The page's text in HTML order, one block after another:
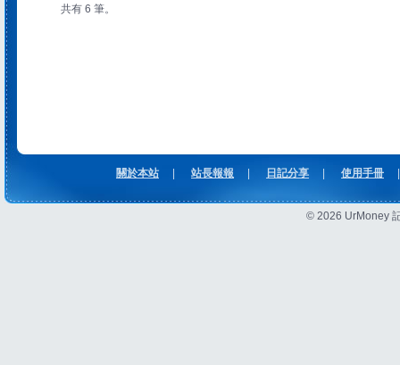
共有 6 筆。
關於本站 站長報報 日記分享 使用手冊
© 2026 UrMoney